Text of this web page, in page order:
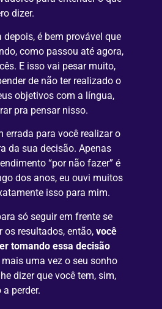
dizer.
é bem provável que
como passou até agora,
E isso vai pesar muito,
de não ter realizado o
objetivos com a língua,
pra pensar nisso.
errada para você realizar o
da sua decisão. Apenas
“por não fazer” é
dos anos, eu ouvi muitos
isso para mim.
só seguir em frente se
os resultados, então,você
tomando essa decisão
uma vez o seu sonho
dizer que você tem, sim,
perder.